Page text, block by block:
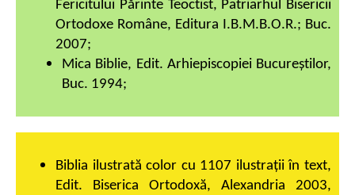
Fericitului Părinte Teoctist, Patriarhul Bisericii
Ortodoxe Române, Editura I.B.M.B.O.R.; Buc.
2007;
Mica Biblie, Edit. Arhiepiscopiei Bucureştilor,
Buc. 1994;
Biblia ilustrată color cu 1107 ilustraţii în text,
Edit. Biserica Ortodoxă, Alexandria 2003,